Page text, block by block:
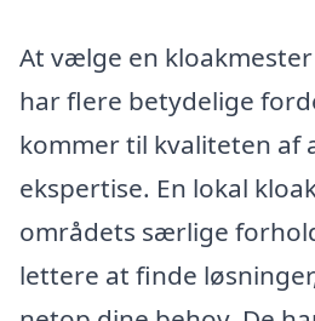
At vælge en
har flere betydelige
kommer til kvaliteten af
ekspertise. En lokal
områdets særlige
lettere at finde